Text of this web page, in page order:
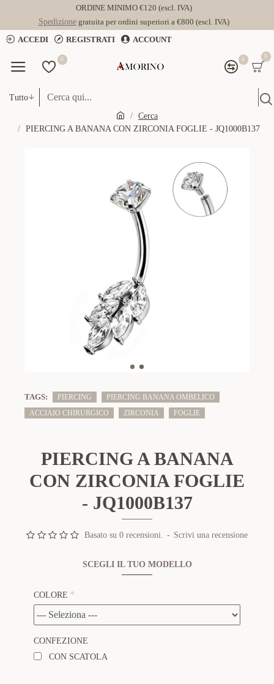
ORDINE MINIMO €120 (escl. IVA)
Spedizionegratuita per ordini superiori a €800 (escl. IVA)
ACCEDI
REGISTRATI ACCOUNT
0 0 0
Tutto
Cerca
PIERCING A BANANA CON ZIRCONIA FOGLIE - JQ1000B137
TAGS: PIERCING
PIERCING BANANA OMBELICO
ACCIAIO CHIRURGICO
ZIRCONIA FOGLIE
PIERCING A BANANA
CON ZIRCONIA FOGLIE
- JQ1000B137
Basato su 0 recensioni. - Scrivi una recensione
SCEGLI IL TUO MODELLO
COLORE
CONFEZIONE
CON SCATOLA